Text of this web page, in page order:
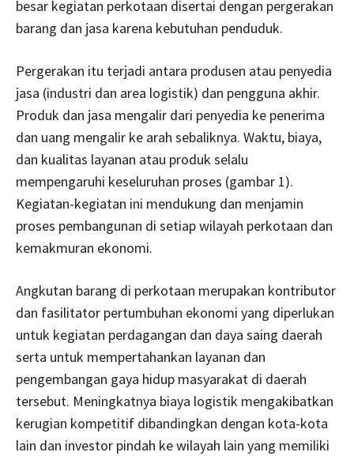
besar kegiatan perkotaan disertai dengan pergerakan
barang dan jasa karena kebutuhan penduduk.
Pergerakan itu terjadi antara produsen atau penyedia
jasa (industri dan area logistik) dan pengguna akhir.
Produk dan jasa mengalir dari penyedia ke penerima
dan uang mengalir ke arah sebaliknya. Waktu, biaya,
dan kualitas layanan atau produk selalu
mempengaruhi keseluruhan proses (gambar 1).
Kegiatan-kegiatan ini mendukung dan menjamin
proses pembangunan di setiap wilayah perkotaan dan
kemakmuran ekonomi.
Angkutan barang di perkotaan merupakan kontributor
dan fasilitator pertumbuhan ekonomi yang diperlukan
untuk kegiatan perdagangan dan daya saing daerah
serta untuk mempertahankan layanan dan
pengembangan gaya hidup masyarakat di daerah
tersebut. Meningkatnya biaya logistik mengakibatkan
kerugian kompetitif dibandingkan dengan kota-kota
lain dan investor pindah ke wilayah lain yang memiliki